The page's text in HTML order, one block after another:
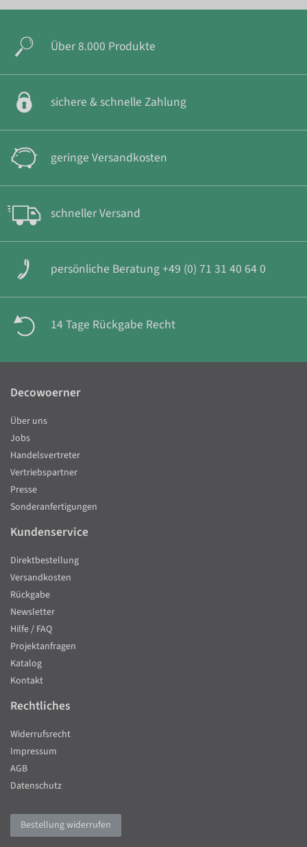
Über 8.000 Produkte
sichere & schnelle Zahlung
geringe Versandkosten
schneller Versand
persönliche Beratung +49 (0) 71 31 40 64 0
14 Tage Rückgabe Recht
Decowoerner
Über uns
Jobs
Handelsvertreter
Vertriebspartner
Presse
Sonderanfertigungen
Kundenservice
Direktbestellung
Versandkosten
Rückgabe
Newsletter
Hilfe / FAQ
Projektanfragen
Katalog
Kontakt
Rechtliches
Widerrufsrecht
Impressum
AGB
Datenschutz
Bestellung widerrufen